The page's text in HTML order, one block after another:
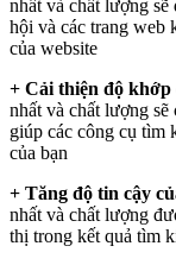
nhất và chất lượng sẽ
hội và các trang web
của website
+ Cải thiện độ
nhất và chất lượng
giúp các công cụ tìm
của bạn
+ Tăng độ tin cậy
nhất và chất lượng
thị trong kết quả tìm